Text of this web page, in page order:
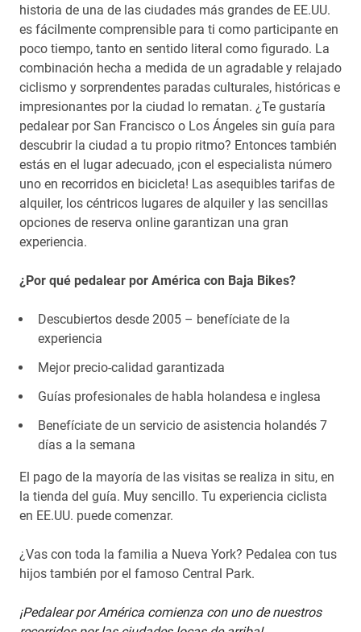
historia de una de las ciudades más grandes de EE.UU.
es fácilmente comprensible para ti como participante en
poco tiempo, tanto en sentido literal como figurado. La
combinación hecha a medida de un agradable y relajado
ciclismo y sorprendentes paradas culturales, históricas e
impresionantes por la ciudad lo rematan. ¿Te gustaría
pedalear por San Francisco o Los Ángeles sin guía para
descubrir la ciudad a tu propio ritmo? Entonces también
estás en el lugar adecuado, ¡con el especialista número
uno en recorridos en bicicleta! Las asequibles tarifas de
alquiler, los céntricos lugares de alquiler y las sencillas
opciones de reserva online garantizan una gran
experiencia.
¿Por qué pedalear por América con Baja Bikes?
Descubiertos desde 2005 – benefíciate de la
experiencia
Mejor precio-calidad garantizada
Guías profesionales de habla holandesa e inglesa
Benefíciate de un servicio de asistencia holandés 7
días a la semana
El pago de la mayoría de las visitas se realiza in situ, en
la tienda del guía. Muy sencillo. Tu experiencia ciclista
en EE.UU. puede comenzar.
¿Vas con toda la familia a Nueva York? Pedalea con tus
hijos también por el famoso Central Park.
¡Pedalear por América comienza con uno de nuestros